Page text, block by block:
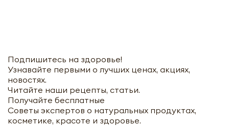
Подпишитесь на здоровье!
Узнавайте первыми о лучших ценах, акциях,
новостях.
Читайте наши рецепты, статьи.
Получайте бесплатные
Советы экспертов о натуральных продуктах,
косметике, красоте и здоровье.